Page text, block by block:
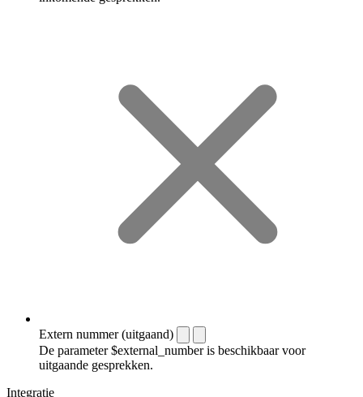
Extern nummer (uitgaand)
De parameter $external_number is beschikbaar voor
uitgaande gesprekken.
Integratie